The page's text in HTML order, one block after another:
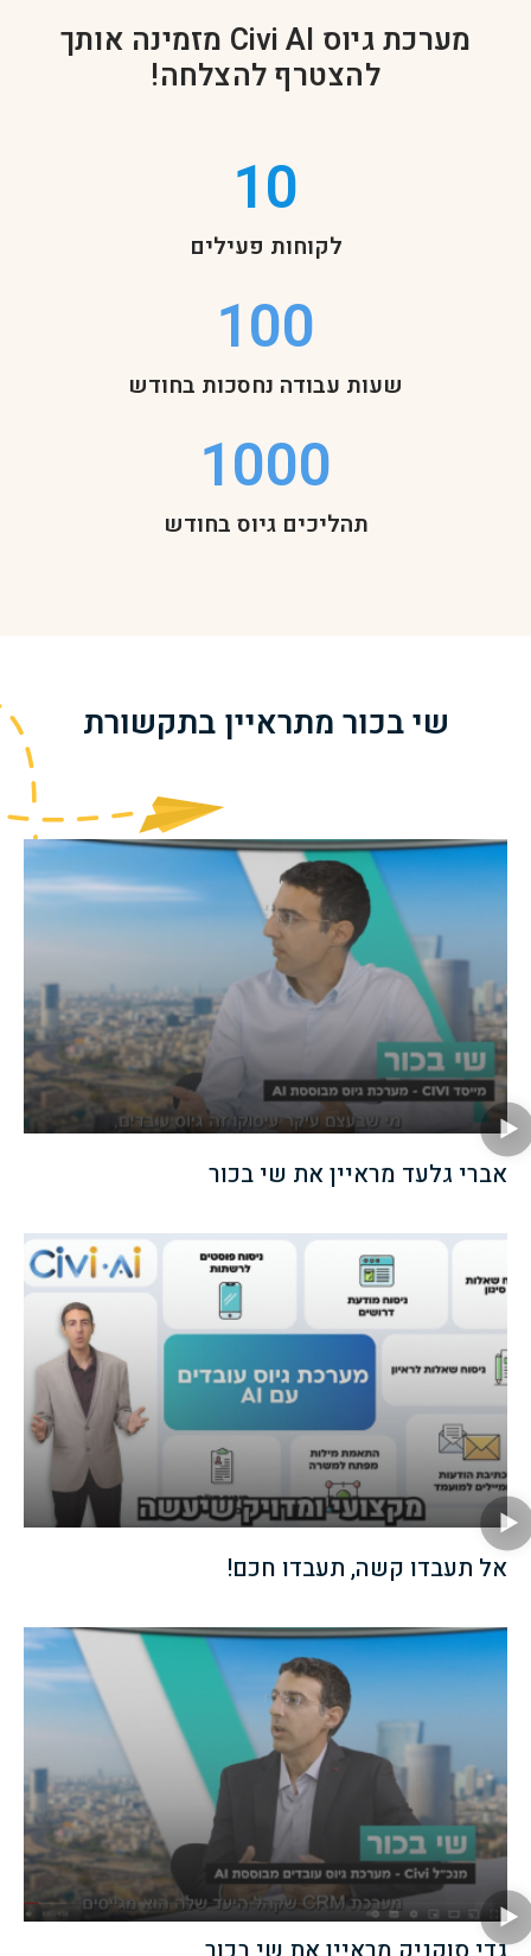
מערכת גיוס Civi AI מזמינה אותך
להצטרף להצלחה!
לקוחות פעילים
10
שעות עבודה נחסכות בחודש
100
תהליכים גיוס בחודש
1000
שי בכור מתראיין בתקשורת
אברי גלעד מראיין את שי בכור
אל תעבדו קשה, תעבדו חכם!